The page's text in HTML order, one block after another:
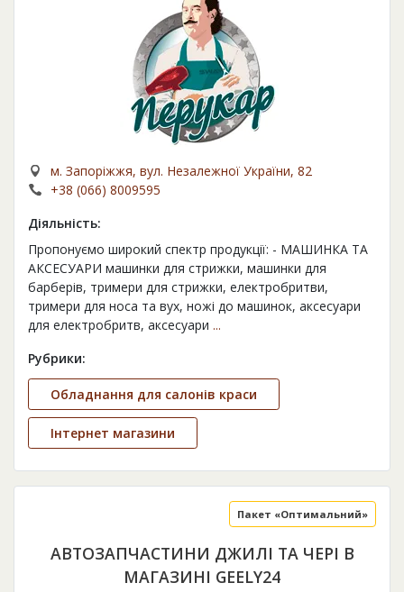
м. Запоріжжя, вул. Незалежної України, 82
+38 (066) 8009595
Діяльність:
Пропонуємо широкий спектр продукції: - МАШИНКА ТА
АКСЕСУАРИ машинки для стрижки, машинки для
барберів, тримери для стрижки, електробритви,
тримери для носа та вух, ножі до машинок, аксесуари
для електробритв, аксесуари ...
Рубрики:
Обладнання для салонів краси
Інтернет магазини
АВТОЗАПЧАСТИНИ ДЖИЛІ ТА ЧЕРІ В
МАГАЗИНІ GEELY24
Пакет «Оптимальний»